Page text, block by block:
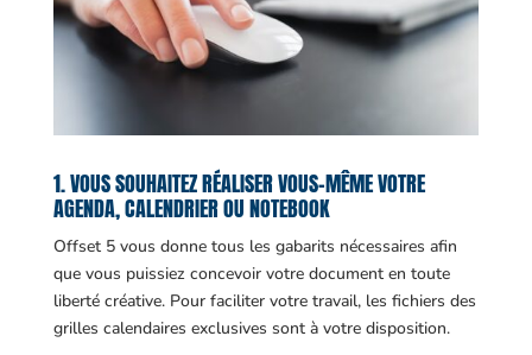
1. VOUS SOUHAITEZ RÉALISER VOUS-MÊME VOTRE
AGENDA, CALENDRIER OU NOTEBOOK
Offset 5 vous donne tous les gabarits nécessaires afin
que vous puissiez concevoir votre document en toute
liberté créative. Pour faciliter votre travail, les fichiers des
grilles calendaires exclusives sont à votre disposition.